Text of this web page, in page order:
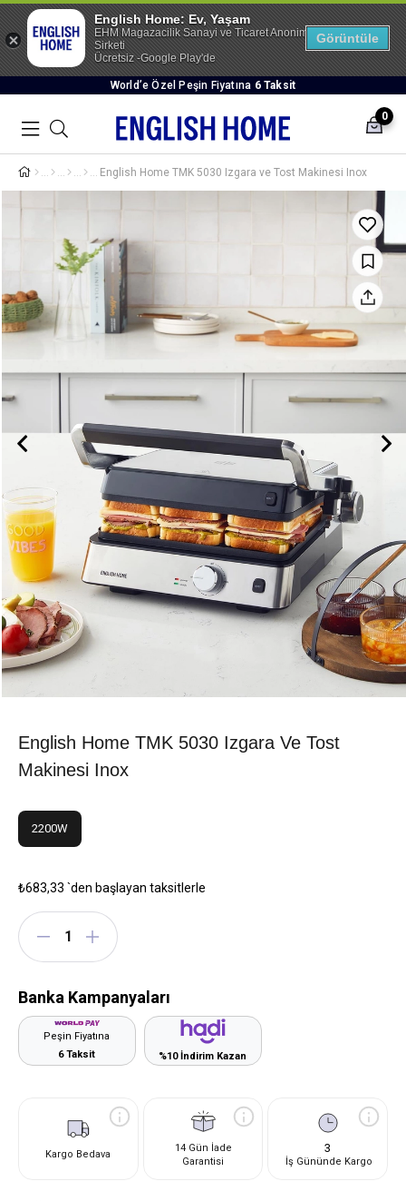
World’e Özel Peşin Fiyatına 6 Taksit
0
English Home TMK 5030 Izgara ve Tost Makinesi Inox
English Home TMK 5030 Izgara Ve Tost
Makinesi Inox
2200W
₺683,33 `den başlayan taksitlerle
Banka Kampanyaları
Peşin Fiyatına
6 Taksit
%10 İndirim Kazan
Kargo Bedava
14 Gün İade
Garantisi
3
İş Gününde Kargo
English Home: Ev, Yaşam
EHM Magazacilik Sanayi ve Ticaret Anonim
Sirketi
Ücretsiz -Google Play'de
Görüntüle